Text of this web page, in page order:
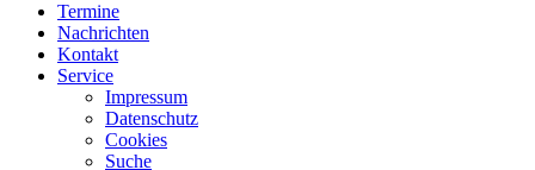
Termine
Nachrichten
Kontakt
Service
Impressum
Datenschutz
Cookies
Suche